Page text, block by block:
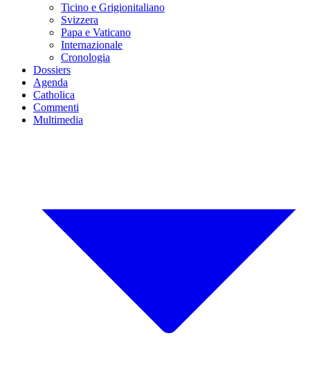
Ticino e Grigionitaliano
Svizzera
Papa e Vaticano
Internazionale
Cronologia
Dossiers
Agenda
Catholica
Commenti
Multimedia